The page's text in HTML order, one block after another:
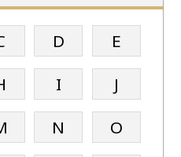
D
E
I
J
N
O